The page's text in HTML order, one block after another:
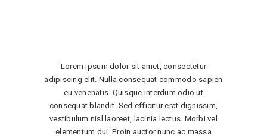
Lorem ipsum dolor sit amet, consectetur
adipiscing elit. Nulla consequat commodo sapien
eu venenatis. Quisque interdum odio ut
consequat blandit. Sed efficitur erat dignissim,
vestibulum nisl laoreet, lacinia lectus. Morbi vel
elementum dui. Proin auctor nunc ac massa